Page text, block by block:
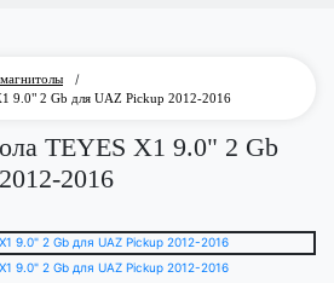
/
9.0" 2 Gb для UAZ Pickup 2012-2016
TEYES X1 9.0" 2 Gb
2016